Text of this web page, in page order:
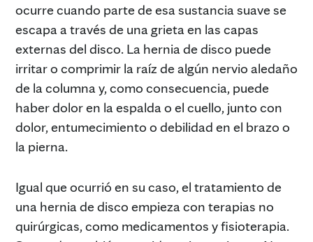
ocurre cuando parte de esa sustancia suave se
escapa a través de una grieta en las capas
externas del disco. La hernia de disco puede
irritar o comprimir la raíz de algún nervio aledaño
de la columna y, como consecuencia, puede
haber dolor en la espalda o el cuello, junto con
dolor, entumecimiento o debilidad en el brazo o
la pierna.
Igual que ocurrió en su caso, el tratamiento de
una hernia de disco empieza con terapias no
quirúrgicas, como medicamentos y fisioterapia.